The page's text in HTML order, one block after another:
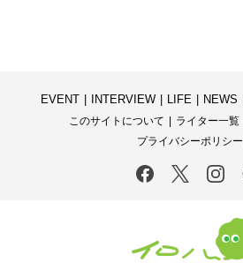
EVENT INTERVIEW LIFE NEWS
このサイトについて
ライター一覧
プライバシーポリシー